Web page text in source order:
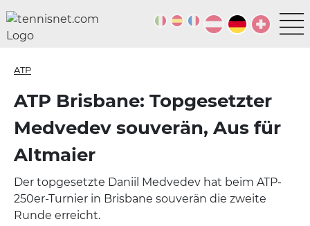
ATP
ATP Brisbane: Topgesetzter
Medvedev souverän, Aus für
Altmaier
Der topgesetzte Daniil Medvedev hat beim ATP-
250er-Turnier in Brisbane souverän die zweite
Runde erreicht.